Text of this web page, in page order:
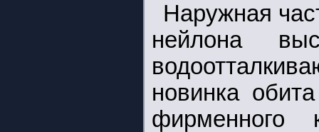
Наружная
нейлона
новинка
фирменного